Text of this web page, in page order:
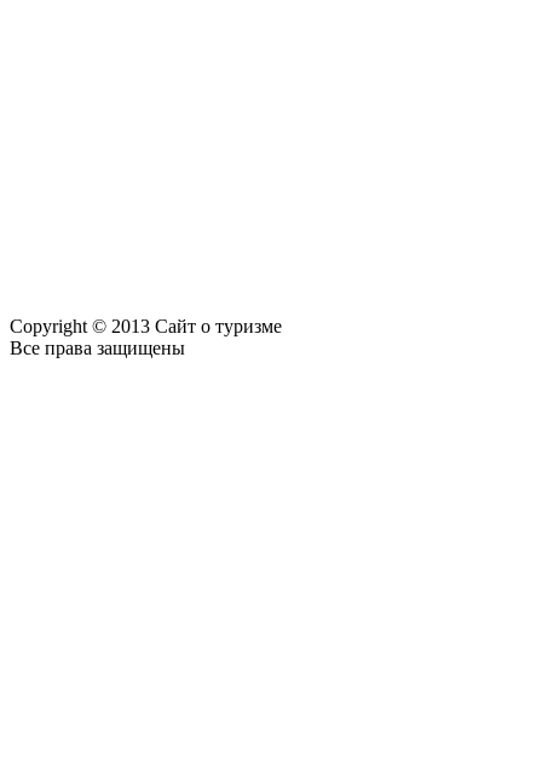
Copyright © 2013 Сайт о туризме
Все права защищены